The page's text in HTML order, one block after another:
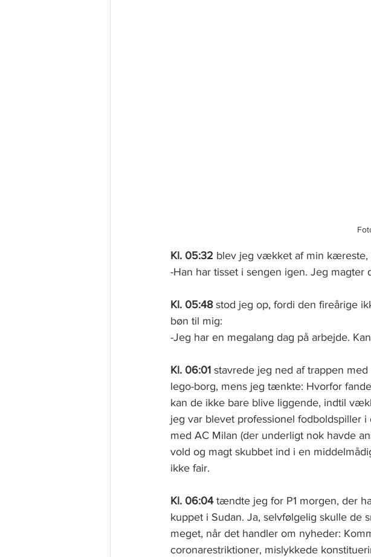
Kl. 05:32 blev jeg vækket af min kæreste,
-Han har tisset i sengen igen. Jeg magter
Kl. 05:48 stod jeg op, fordi den fireårige
bøn til mig:
-Jeg har en megalang dag på arbejde.
Kl. 06:01 stavrede jeg ned af trappen
lego-borg, mens jeg tænkte: Hvorfor
kan de ikke bare blive liggende, indtil
jeg var blevet professionel fodboldspiller
med AC Milan (der underligt nok havde
vold og magt skubbet ind i en
ikke fair.
Kl. 06:04 tændte jeg for P1 morgen, der
kuppet i Sudan. Ja, selvfølgelig skulle de
meget, når det handler om nyheder:
coronarestriktioner, mislykkede